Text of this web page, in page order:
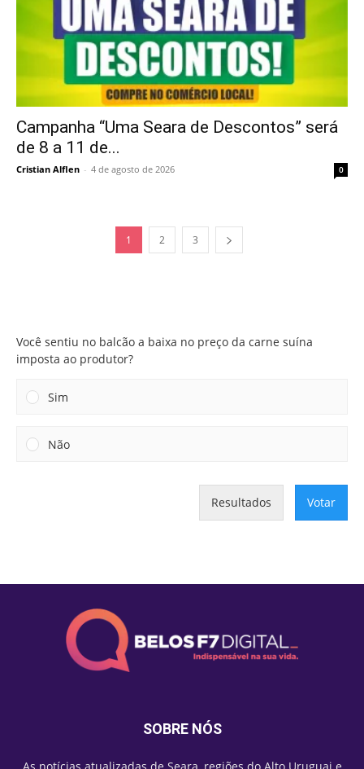
Campanha “Uma Seara de Descontos” será
de 8 a 11 de...
Cristian Alflen - 4 de agosto de 2026 0
1 2 3
Você sentiu no balcão a baixa no preço da carne suína
imposta ao produtor?
Sim
Não
Resultados Votar
SOBRE NÓS